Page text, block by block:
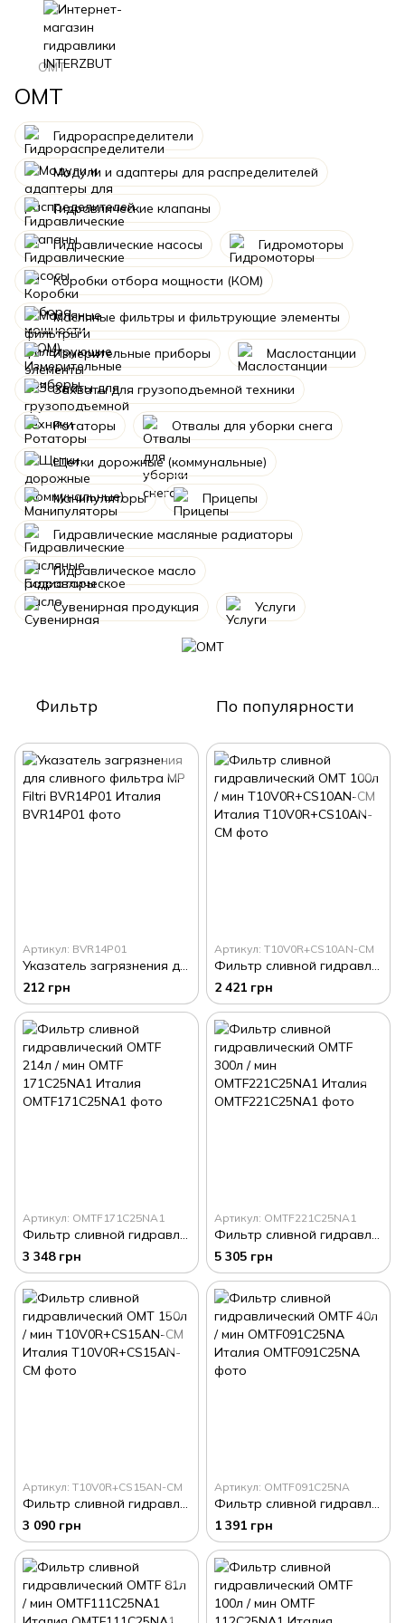
OMT
OMT
Гидрораспределители
Модули и адаптеры для распределителей
Гидравлические клапаны
Гидравлические насосы Гидромоторы
Коробки отбора мощности (КОМ)
Масляные фильтры и фильтрующие элементы
Измерительные приборы Маслостанции
Захваты для грузоподъемной техники
Ротаторы Отвалы для уборки снега
Щетки дорожные (коммунальные)
Манипуляторы Прицепы
Гидравлические масляные радиаторы
Гидравлическое масло
Сувенирная продукция Услуги
Фильтр По популярности
Артикул: BVR14P01
212 грн
Артикул: T10V0R+CS10AN-CM
2 421 грн
Артикул: OMTF171C25NA1
3 348 грн
Артикул: OMTF221C25NA1
5 305 грн
Артикул: T10V0R+CS15AN-CM
3 090 грн
Артикул: OMTF091С25NA
1 391 грн